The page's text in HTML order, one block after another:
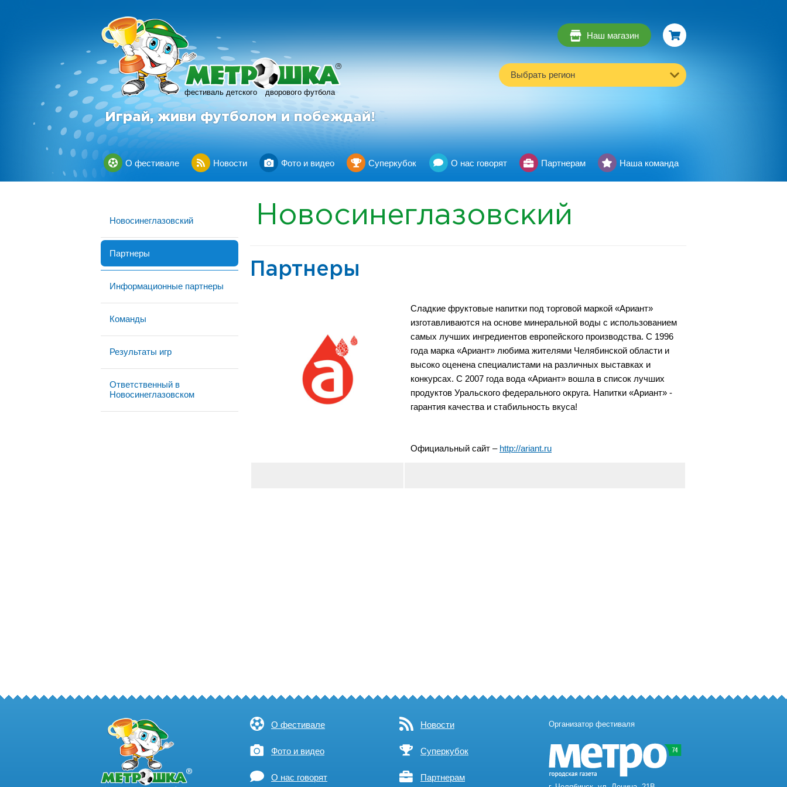
фестиваль детского дворового футбола
R
Играй, живи футболом и побеждай!
Наш магазин
Выбрать регион
О фестивале Новости Фото и видео Суперкубок О нас говорят Партнерам Наша команда
Новосинеглазовский
Партнеры
Информационные партнеры
Команды
Результаты игр
Ответственный в
Новосинеглазовском
Новосинеглазовский
Партнеры
Сладкие фруктовые напитки под торговой маркой «Ариант»
изготавливаются на основе минеральной воды с использованием
самых лучших ингредиентов европейского производства. С 1996
года марка «Ариант» любима жителями Челябинской области и
высоко оценена специалистами на различных выставках и
конкурсах. С 2007 года вода «Ариант» вошла в список лучших
продуктов Уральского федерального округа. Напитки «Ариант» -
гарантия качества и стабильность вкуса!
Официальный сайт – http://ariant.ru
О фестивале Новости
Фото и видео Суперкубок
О нас говорят Партнерам
Организатор фестиваля